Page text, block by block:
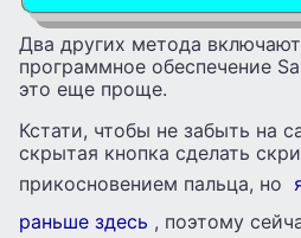
Два других метода
программное обеспечение
это еще проще.
Кстати, чтобы не забыть на
скрытая кнопка сделать
прикосновением пальца, но
раньше здесь , поэтому